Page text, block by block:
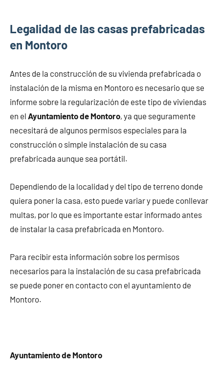
Legalidad de las casas prefabricadas
en Montoro
Antes de la construcción de su vivienda prefabricada o
instalación de la misma en Montoro es necesario que se
informe sobre la regularización de este tipo de viviendas
en el Ayuntamiento de Montoro, ya que seguramente
necesitará de algunos permisos especiales para la
construcción o simple instalación de su casa
prefabricada aunque sea portátil.
Dependiendo de la localidad y del tipo de terreno donde
quiera poner la casa, esto puede variar y puede conllevar
multas, por lo que es importante estar informado antes
de instalar la casa prefabricada en Montoro.
Para recibir esta información sobre los permisos
necesarios para la instalación de su casa prefabricada
se puede poner en contacto con el ayuntamiento de
Montoro.
Ayuntamiento de Montoro